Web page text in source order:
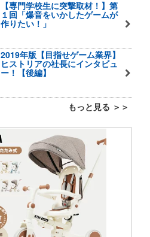
【専門学校生に突撃取材！】第
１回「爆音をいかしたゲームが
作りたい！」
2019年版【目指せゲーム業界】
ヒストリアの社長にインタビュ
ー！【後編】
もっと見る ＞＞